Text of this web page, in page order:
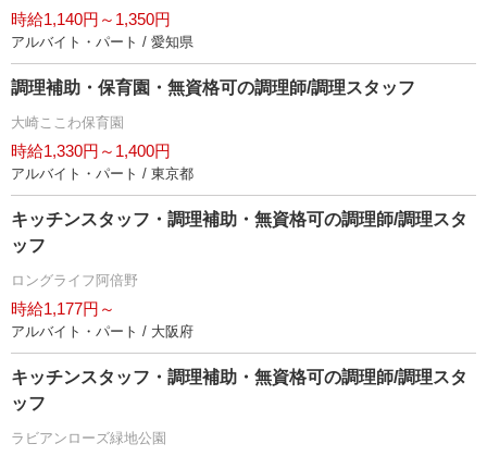
時給1,140円～1,350円
アルバイト・パート / 愛知県
調理補助・保育園・無資格可の調理師/調理スタッフ
大崎ここわ保育園
時給1,330円～1,400円
アルバイト・パート / 東京都
キッチンスタッフ・調理補助・無資格可の調理師/調理スタ
ッフ
ロングライフ阿倍野
時給1,177円～
アルバイト・パート / 大阪府
キッチンスタッフ・調理補助・無資格可の調理師/調理スタ
ッフ
ラビアンローズ緑地公園